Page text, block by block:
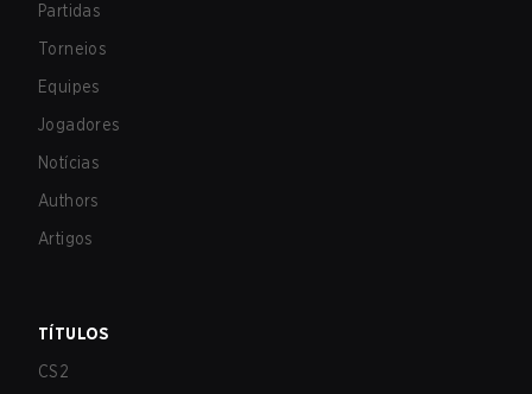
Partidas
Torneios
Equipes
Jogadores
Notícias
Authors
Artigos
TÍTULOS
CS2